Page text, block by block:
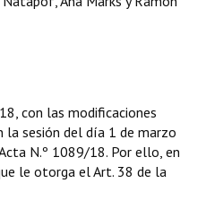
con las modificaciones
la sesión del día 1 de marzo
N.º 1089/18. Por ello, en
le otorga el Art. 38 de la